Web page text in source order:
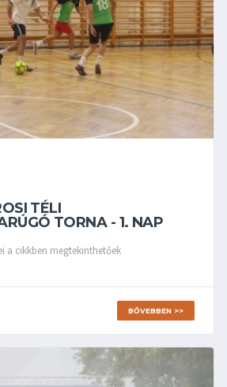
TÉLI
TORNA - 1. NAP
a cikkben megtekinthetőek
BŐVEBBEN >>